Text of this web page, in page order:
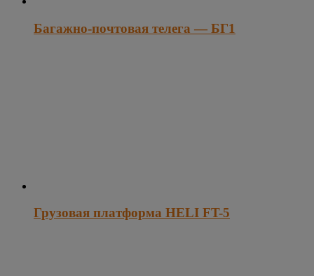
Багажно-почтовая телега — БГ1
Грузовая платформа HELI FT-5